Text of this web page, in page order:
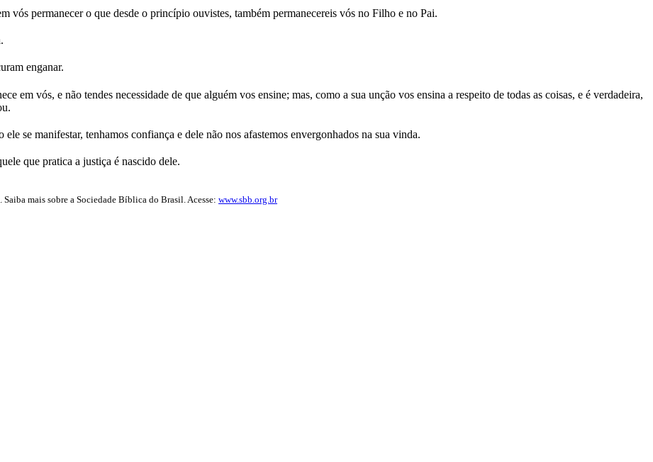
vós permanecer o que desde o princípio ouvistes, também permanecereis vós no Filho e no Pai.
enganar.
em vós, e não tendes necessidade de que alguém vos ensine; mas, como a sua unção vos ensina a respeito de todas as coisas, e é verdadeira,
se manifestar, tenhamos confiança e dele não nos afastemos envergonhados na sua vinda.
que pratica a justiça é nascido dele.
mais sobre a Sociedade Bíblica do Brasil. Acesse: www.sbb.org.br